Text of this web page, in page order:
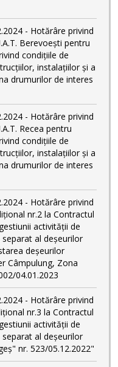
- Hotărâre privind
Berevoești pentru
condiţiile de
instalaţiilor şi a
drumurilor de interes
- Hotărâre privind
Recea pentru
condiţiile de
instalaţiilor şi a
drumurilor de interes
- Hotărâre privind
nr.2 la Contractul
activității de
al deşeurilor
deșeurilor
Câmpulung, Zona
04.01.2023
- Hotărâre privind
nr.3 la Contractul
activității de
al deşeurilor
nr. 523/05.12.2022"